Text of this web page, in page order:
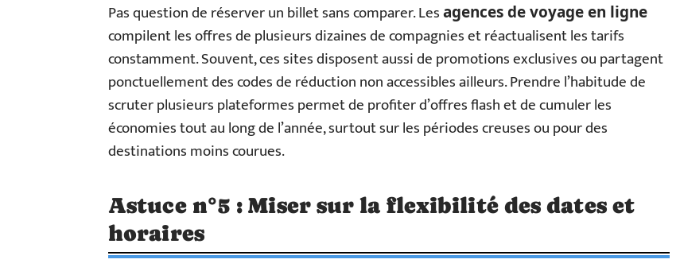
Pas question de réserver un billet sans comparer. Lesagences de voyage en ligne
compilent les offres de plusieurs dizaines de compagnies et réactualisent les tarifs
constamment. Souvent, ces sites disposent aussi de promotions exclusives ou partagent
ponctuellement des codes de réduction non accessibles ailleurs. Prendre l’habitude de
scruter plusieurs plateformes permet de profiter d’offres flash et de cumuler les
économies tout au long de l’année, surtout sur les périodes creuses ou pour des
destinations moins courues.
Astuce n°5 : Miser sur la flexibilité des dates et
horaires